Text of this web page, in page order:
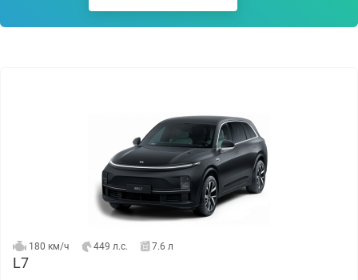
180 км/ч 449 л.с. 7.6 л
L7